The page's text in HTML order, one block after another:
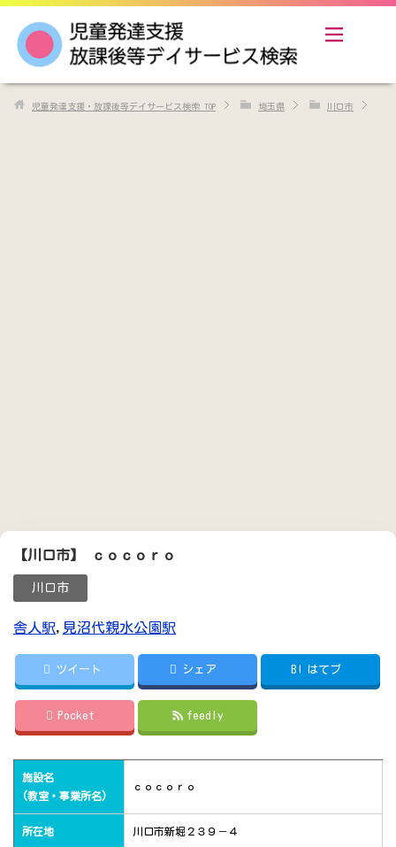
児童発達支援・放課後等デイサービス検索 TOP 埼玉県 川口市
【川口市】 ｃｏｃｏｒｏ
川口市
舎人駅, 見沼代親水公園駅
ツイート シェア B! はてブ
Pocket feedly
施設名
(教室・事業所名)
ｃｏｃｏｒｏ
所在地 川口市新堀２３９－４